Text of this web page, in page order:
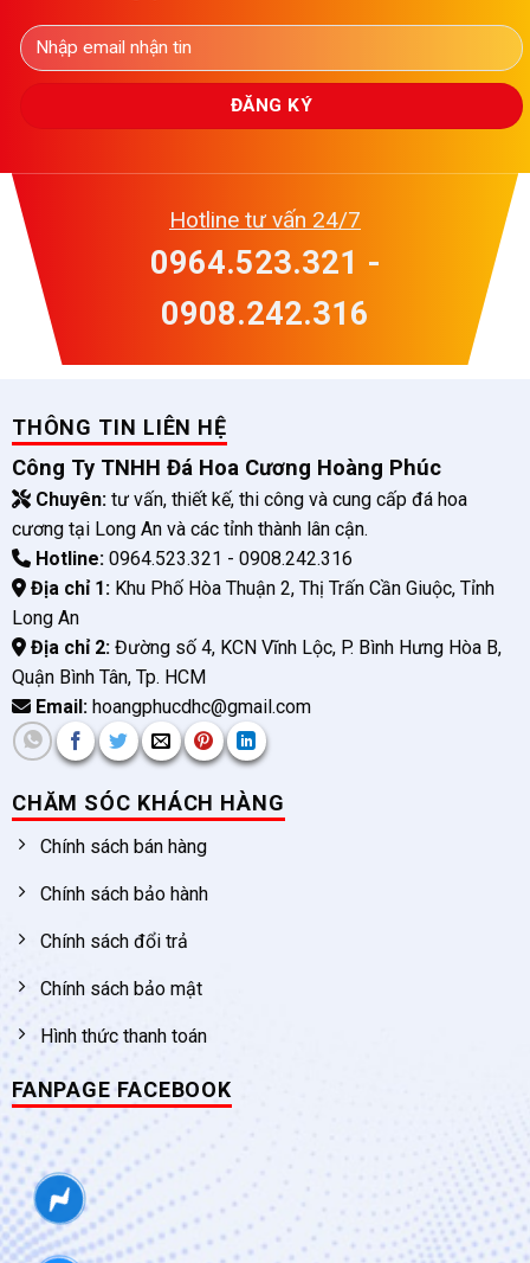
Hotline tư vấn 24/7
0964.523.321 -
0908.242.316
THÔNG TIN LIÊN HỆ
Công Ty TNHH Đá Hoa Cương Hoàng Phúc
Chuyên:tư vấn, thiết kế, thi công và cung cấp đá hoa
cương tại Long An và các tỉnh thành lân cận.
Hotline:0964.523.321 - 0908.242.316
Địa chỉ 1:Khu Phố Hòa Thuận 2, Thị Trấn Cần Giuộc, Tỉnh
Long An
Địa chỉ 2:Đường số 4, KCN Vĩnh Lộc, P. Bình Hưng Hòa B,
Quận Bình Tân, Tp. HCM
Email:hoangphucdhc@gmail.com
CHĂM SÓC KHÁCH HÀNG
Chính sách bán hàng
Chính sách bảo hành
Chính sách đổi trả
Chính sách bảo mật
Hình thức thanh toán
FANPAGE FACEBOOK